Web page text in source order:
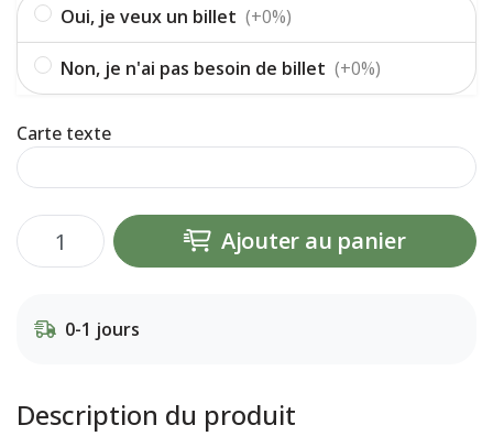
Oui, je veux un billet (+0%)
Non, je n'ai pas besoin de billet (+0%)
Carte texte
Ajouter au panier
0-1 jours
Description du produit